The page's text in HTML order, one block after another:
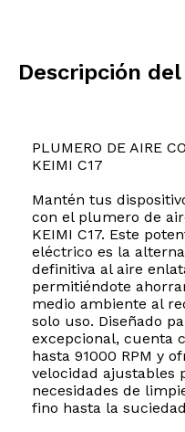
Descripción
PLUMERO DE AIRE
KEIMI C17
Mantén tus
con el plumero de
KEIMI C17. Este
eléctrico es la
definitiva al aire
permitiéndote
medio ambiente al
solo uso. Diseñado
excepcional, cuenta
hasta 91000 RPM y
velocidad ajustables
necesidades de
fino hasta la